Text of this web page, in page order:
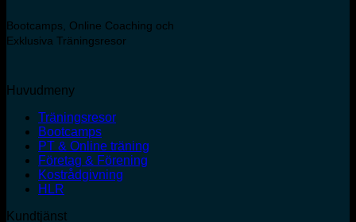
Bootcamps, Online Coaching och
Exklusiva Träningsresor
Huvudmeny
Träningsresor
Bootcamps
PT & Online träning
Företag & Förening
Kostrådgivning
HLR
Kundtjänst